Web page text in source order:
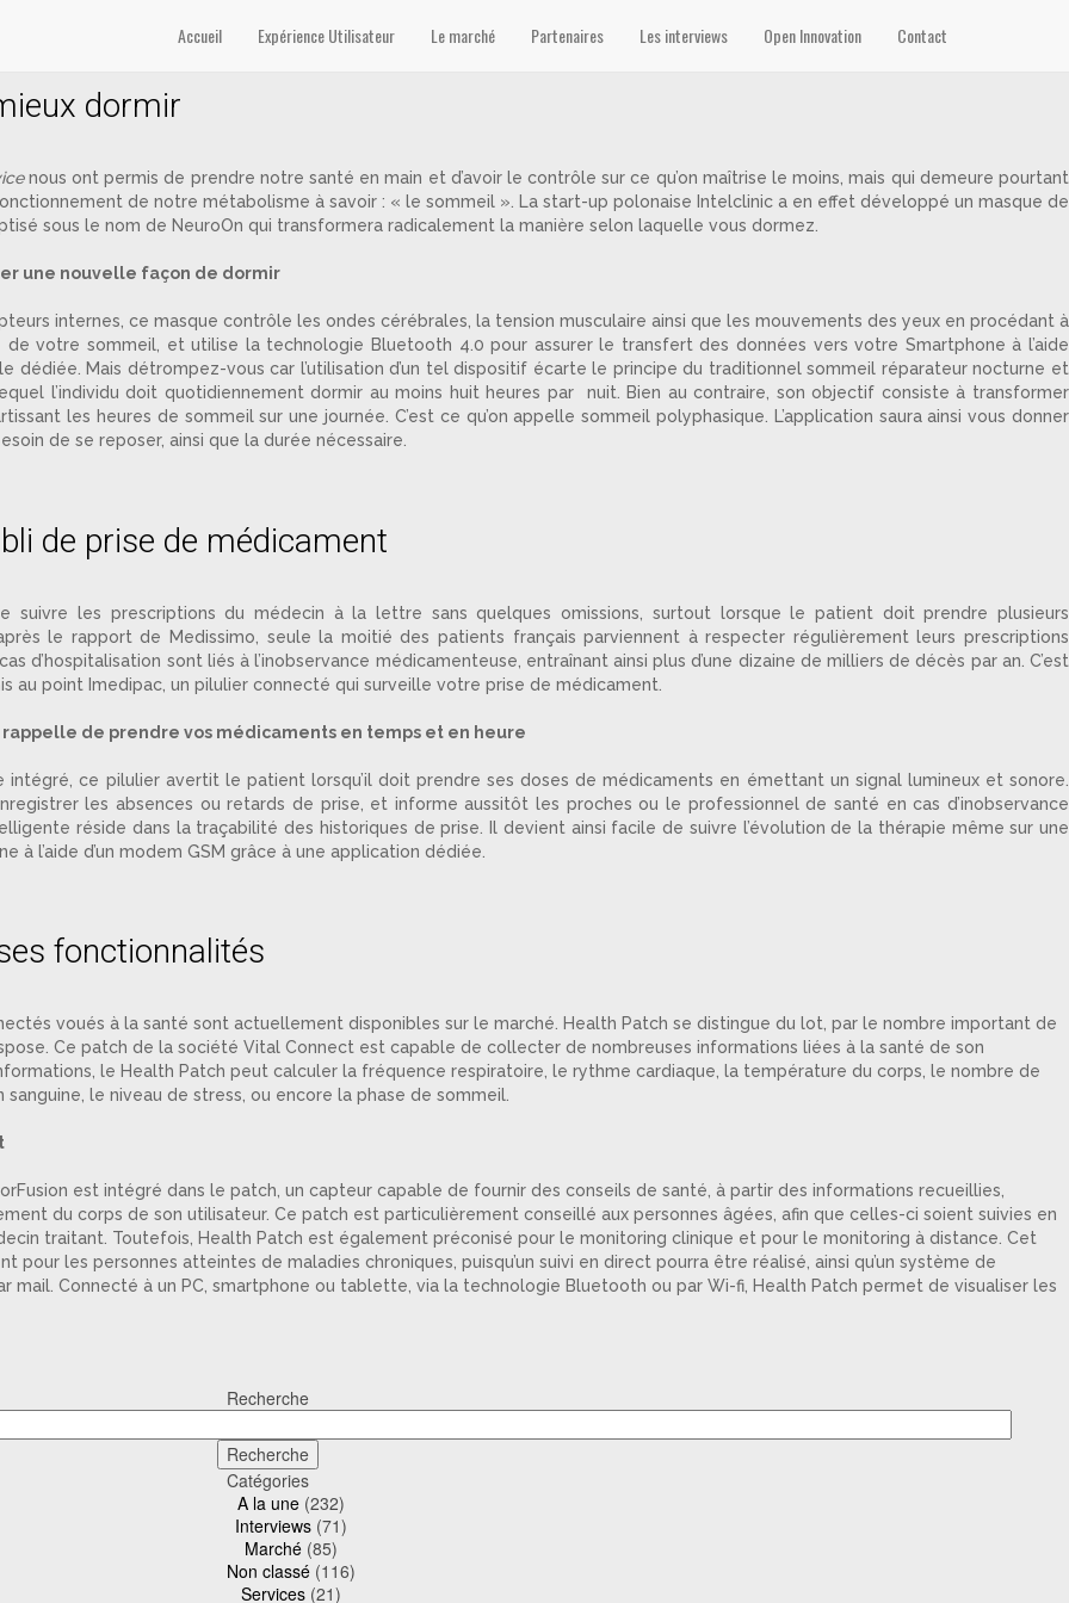
Accueil Expérience Utilisateur Le marché Partenaires Les interviews Open Innovation Contact
dormir
nous ont permis de prendre notre santé en main et d’avoir le contrôle sur ce qu’on maîtrise le moins, mais qui demeure pourtant
de notre métabolisme à savoir : « le sommeil ». La start-up polonaise Intelclinic a en effet développé un masque de
sous le nom de NeuroOn qui transformera radicalement la manière selon laquelle vous dormez.
une nouvelle façon de dormir
internes, ce masque contrôle les ondes cérébrales, la tension musculaire ainsi que les mouvements des yeux en procédant à
votre sommeil, et utilise la technologie Bluetooth 4.0 pour assurer le transfert des données vers votre Smartphone à l’aide
dédiée. Mais détrompez-vous car l’utilisation d’un tel dispositif écarte le principe du traditionnel sommeil réparateur nocturne et
l’individu doit quotidiennement dormir au moins huit heures par nuit. Bien au contraire, son objectif consiste à transformer
les heures de sommeil sur une journée. C’est ce qu’on appelle sommeil polyphasique. L’application saura ainsi vous donner
de se reposer, ainsi que la durée nécessaire.
de prise de médicament
suivre les prescriptions du médecin à la lettre sans quelques omissions, surtout lorsque le patient doit prendre plusieurs
le rapport de Medissimo, seule la moitié des patients français parviennent à respecter régulièrement leurs prescriptions
d’hospitalisation sont liés à l’inobservance médicamenteuse, entraînant ainsi plus d’une dizaine de milliers de décès par an. C’est
au point Imedipac, un pilulier connecté qui surveille votre prise de médicament.
de prendre vos médicaments en temps et en heure
intégré, ce pilulier avertit le patient lorsqu’il doit prendre ses doses de médicaments en émettant un signal lumineux et sonore.
les absences ou retards de prise, et informe aussitôt les proches ou le professionnel de santé en cas d’inobservance
réside dans la traçabilité des historiques de prise. Il devient ainsi facile de suivre l’évolution de la thérapie même sur une
l’aide d’un modem GSM grâce à une application dédiée.
fonctionnalités
voués à la santé sont actuellement disponibles sur le marché. Health Patch se distingue du lot, par le nombre important de
Ce patch de la société Vital Connect est capable de collecter de nombreuses informations liées à la santé de son
le Health Patch peut calculer la fréquence respiratoire, le rythme cardiaque, la température du corps, le nombre de
sanguine, le niveau de stress, ou encore la phase de sommeil.
est intégré dans le patch, un capteur capable de fournir des conseils de santé, à partir des informations recueillies,
du corps de son utilisateur. Ce patch est particulièrement conseillé aux personnes âgées, afin que celles-ci soient suivies en
traitant. Toutefois, Health Patch est également préconisé pour le monitoring clinique et pour le monitoring à distance. Cet
pour les personnes atteintes de maladies chroniques, puisqu’un suivi en direct pourra être réalisé, ainsi qu’un système de
mail. Connecté à un PC, smartphone ou tablette, via la technologie Bluetooth ou par Wi-fi, Health Patch permet de visualiser les
Recherche
Catégories
A la une (232)
Interviews (71)
Marché (85)
Non classé (116)
Services (21)